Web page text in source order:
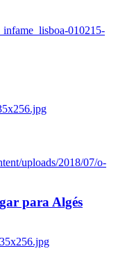
010215-
uploads/2018/07/o-
para Algés